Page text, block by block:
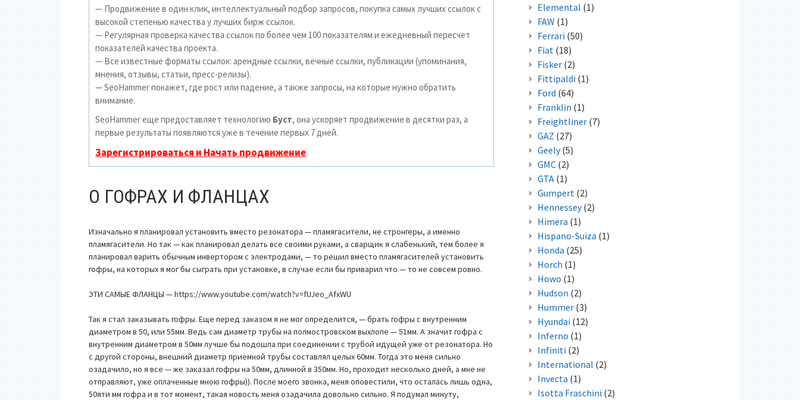
— Продвижение в один клик, интеллектуальный подбор запросов, покупка самых лучших ссылок с
высокой степенью качества у лучших бирж ссылок.
— Регулярная проверка качества ссылок по более чем 100 показателям и ежедневный пересчет
показателей качества проекта.
— Все известные форматы ссылок: арендные ссылки, вечные ссылки, публикации (упоминания,
мнения, отзывы, статьи, пресс-релизы).
— SeoHammer покажет, где рост или падение, а также запросы, на которые нужно обратить
внимание.
SeoHammer еще предоставляет технологию Буст, она ускоряет продвижение в десятки раз, а
первые результаты появляются уже в течение первых 7 дней.
Зарегистрироваться и Начать продвижение
О ГОФРАХ И ФЛАНЦАХ
Изначально я планировал установить вместо резонатора — пламягасители, не стронгеры, а именно
пламягасители. Но так — как планировал делать все своими руками, а сварщик я слабенький, тем более я
планировал варить обычным инвертором с электродами, — то решил вместо пламягасителей установить
гофры, на которых я мог бы сыграть при установке, в случае если бы приварил что — то не совсем ровно.
ЭТИ САМЫЕ ФЛАНЦЫ — https://www.youtube.com/watch?v=fUJeo_AfxWU
Так я стал заказывать гофры. Еще перед заказом я не мог определится, — брать гофры с внутренним
диаметром в 50, или 55мм. Ведь сам диаметр трубы на полмостровском выхлопе — 51мм. А значит гофра с
внутренним диаметром в 50мм лучше бы подошла при соединении с трубой идущей уже от резонатора. Но
с другой стороны, внешний диаметр приемной трубы составлял целых 60мм. Тогда это меня сильно
озадачило, но я все — же заказал гофры на 50мм, длинной в 350мм. Но, проходит несколько дней, а мне не
отправляют, уже оплаченные мною гофры)). После моего звонка, меня оповестили, что осталась лишь одна,
50яти мм гофра и в тот момент, такая новость меня озадачила довольно сильно. Я подумал минуту,
Elemental (1)
FAW (1)
Ferrari (50)
Fiat (18)
Fisker(2)
Fittipaldi (1)
Ford (64)
Franklin (1)
Freightliner(7)
GAZ (27)
Geely(5)
GMC(2)
GTA(1)
Gumpert (2)
Hennessey(2)
Himera (1)
Hispano-Suiza (1)
Honda (25)
Horch (1)
Howo (1)
Hudson (2)
Hummer(3)
Hyundai (12)
Inferno (1)
Infiniti (2)
International (2)
Invecta (1)
Isotta Fraschini (2)